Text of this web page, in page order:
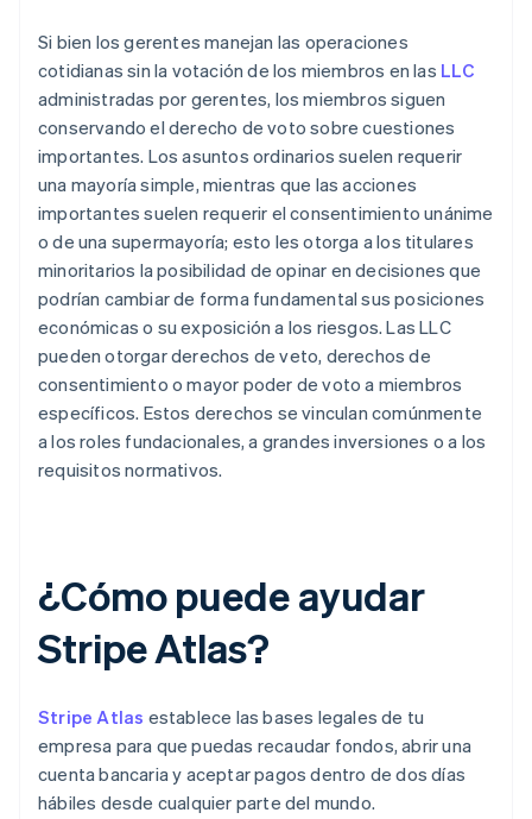
Si bien los gerentes manejan las operaciones
cotidianas sin la votación de los miembros en las LLC
administradas por gerentes, los miembros siguen
conservando el derecho de voto sobre cuestiones
importantes. Los asuntos ordinarios suelen requerir
una mayoría simple, mientras que las acciones
importantes suelen requerir el consentimiento unánime
o de una supermayoría; esto les otorga a los titulares
minoritarios la posibilidad de opinar en decisiones que
podrían cambiar de forma fundamental sus posiciones
económicas o su exposición a los riesgos. Las LLC
pueden otorgar derechos de veto, derechos de
consentimiento o mayor poder de voto a miembros
específicos. Estos derechos se vinculan comúnmente
a los roles fundacionales, a grandes inversiones o a los
requisitos normativos.
¿Cómo puede ayudar
Stripe Atlas?
Stripe Atlas establece las bases legales de tu
empresa para que puedas recaudar fondos, abrir una
cuenta bancaria y aceptar pagos dentro de dos días
hábiles desde cualquier parte del mundo.